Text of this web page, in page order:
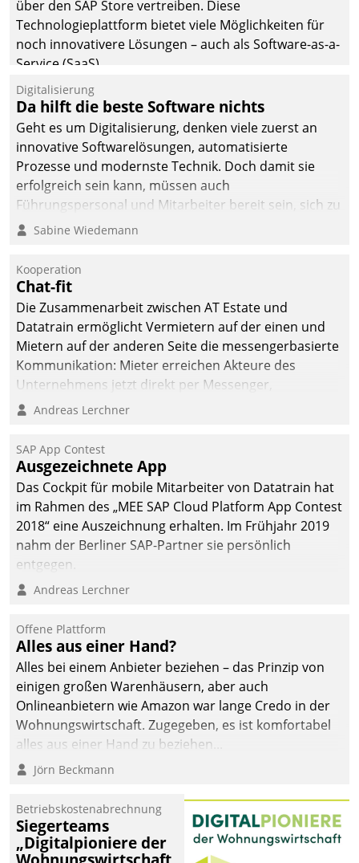
bewährte und Startup-
Partner sowie erstmals
agile Projektmethoden.
über den SAP Store vertreiben. Diese
Technologieplattform bietet viele Möglichkeiten für
noch innovativere Lösungen – auch als Software-as-a-
Service (SaaS).
Digitalisierung
Da hilft die beste Software nichts
Geht es um Digitalisierung, denken viele zuerst an
innovative Softwarelösungen, automatisierte
Prozesse und modernste Technik. Doch damit sie
erfolgreich sein kann, müssen auch
Führungspersonal und Mitarbeiter bereit sein, sich zu
verändern und anzupassen, sonst werden sie an ihr
Sabine Wiedemann
Kooperation
Chat-fit
Die Zusammenarbeit zwischen AT Estate und
Datatrain ermöglicht Vermietern auf der einen und
Mietern auf der anderen Seite die messengerbasierte
Kommunikation: Mieter erreichen Akteure des
Unternehmens jetzt direkt per Messenger,
Mitarbeiter oder Dienstleister empfangen oder
Andreas Lerchner
SAP App Contest
Ausgezeichnete App
Das Cockpit für mobile Mitarbeiter von Datatrain hat
im Rahmen des „MEE SAP Cloud Platform App Contest
2018“ eine Auszeichnung erhalten. Im Frühjahr 2019
nahm der Berliner SAP-Partner sie persönlich
entgegen.
Andreas Lerchner
Offene Plattform
Alles aus einer Hand?
Alles bei einem Anbieter beziehen – das Prinzip von
einigen großen Warenhäusern, aber auch
Onlineanbietern wie Amazon war lange Credo in der
Wohnungswirtschaft. Zugegeben, es ist komfortabel
alles aus einer Hand zu beziehen...
Jörn Beckmann
Betriebskostenabrechnung
Siegerteams
„Digitalpioniere der